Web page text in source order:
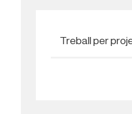
Treball per